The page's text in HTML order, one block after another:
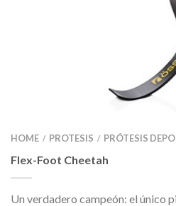
HOME / PROTESIS / PRÓTESIS
Flex-Foot Cheetah
Un verdadero campeón: el único